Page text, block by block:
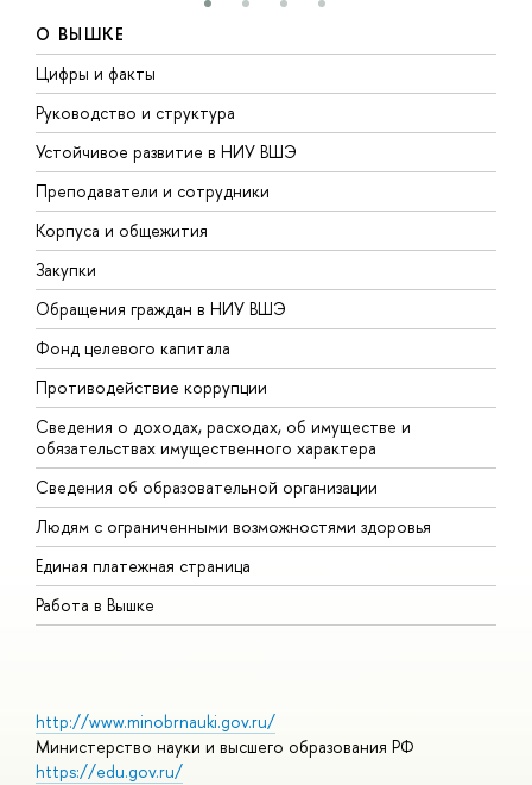
О ВЫШКЕ
Цифры и факты
Руководство и структура
Устойчивое развитие в НИУ ВШЭ
Преподаватели и сотрудники
Корпуса и общежития
Закупки
Обращения граждан в НИУ ВШЭ
Фонд целевого капитала
Противодействие коррупции
Сведения о доходах, расходах, об имуществе и
обязательствах имущественного характера
Сведения об образовательной организации
Людям с ограниченными возможностями здоровья
Единая платежная страница
Работа в Вышке
http://www.minobrnauki.gov.ru/
Министерство науки и высшего образования РФ
https://edu.gov.ru/